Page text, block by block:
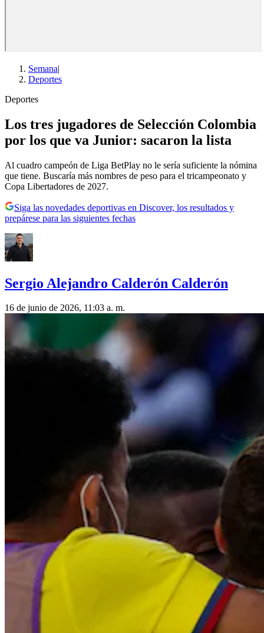
Semana|
Deportes
Deportes
Los tres jugadores de Selección Colombia
por los que va Junior: sacaron la lista
Al cuadro campeón de Liga BetPlay no le sería suficiente la nómina
que tiene. Buscaría más nombres de peso para el tricampeonato y
Copa Libertadores de 2027.
Siga las novedades deportivas en Discover, los resultados y
prepárese para las siguientes fechas
Sergio Alejandro Calderón Calderón
16 de junio de 2026, 11:03 a. m.